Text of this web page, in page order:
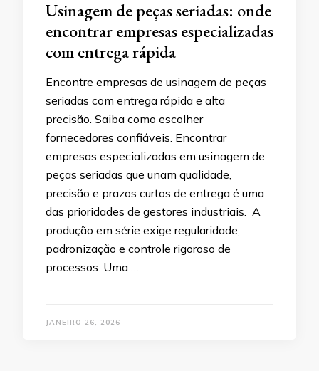
Usinagem de peças seriadas: onde
encontrar empresas especializadas
com entrega rápida
Encontre empresas de usinagem de peças
seriadas com entrega rápida e alta
precisão. Saiba como escolher
fornecedores confiáveis. Encontrar
empresas especializadas em usinagem de
peças seriadas que unam qualidade,
precisão e prazos curtos de entrega é uma
das prioridades de gestores industriais. A
produção em série exige regularidade,
padronização e controle rigoroso de
processos. Uma …
JANEIRO 26, 2026